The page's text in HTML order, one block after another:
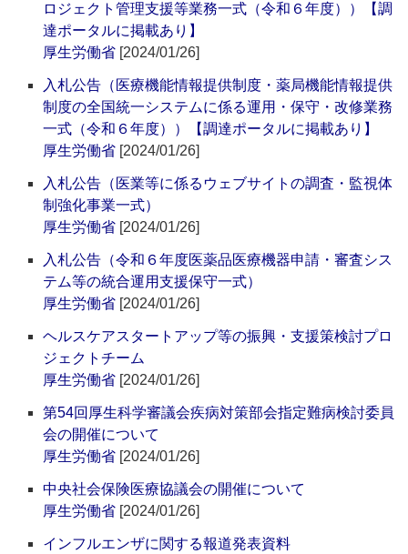
ロジェクト管理支援等業務一式（令和６年度））【調
達ポータルに掲載あり】
厚生労働省 [2024/01/26]
入札公告（医療機能情報提供制度・薬局機能情報提供
制度の全国統一システムに係る運用・保守・改修業務
一式（令和６年度））【調達ポータルに掲載あり】
厚生労働省 [2024/01/26]
入札公告（医業等に係るウェブサイトの調査・監視体
制強化事業一式）
厚生労働省 [2024/01/26]
入札公告（令和６年度医薬品医療機器申請・審査シス
テム等の統合運用支援保守一式）
厚生労働省 [2024/01/26]
ヘルスケアスタートアップ等の振興・支援策検討プロ
ジェクトチーム
厚生労働省 [2024/01/26]
第54回厚生科学審議会疾病対策部会指定難病検討委員
会の開催について
厚生労働省 [2024/01/26]
中央社会保険医療協議会の開催について
厚生労働省 [2024/01/26]
インフルエンザに関する報道発表資料